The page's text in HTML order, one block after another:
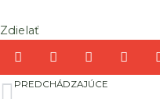
Zdielať
Prev
PREDCHÁDZAJÚCE